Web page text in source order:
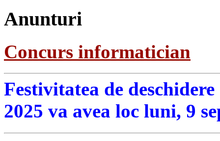
Anunturi
Concurs informatician
Festivitatea de
2025 va avea loc luni, 9